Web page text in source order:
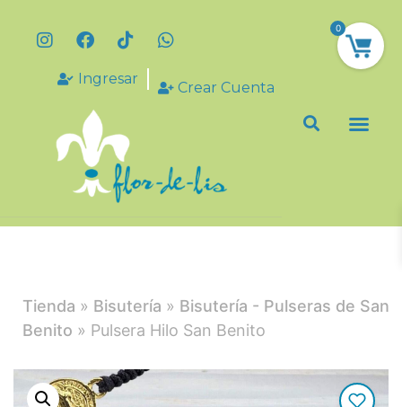
Ingresar
Crear Cuenta
Tienda » Bisutería » Bisutería - Pulseras de San
Benito » Pulsera Hilo San Benito
0